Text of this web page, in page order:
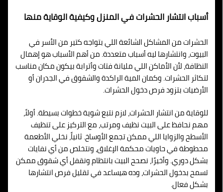
أسباب انتشار الحشرات في المنزل وكيفية الوقاية منها
الحشرات من المشاكل الشائعة اللي بتواجه كتير من الأسر في
البيوت، وانتشارها ليه أسباب متعددة. من أهم الأسباب هو إهمال
النظافة، لأن الأماكن اللي مليانة فتات وأترابة بيكون مكان مناسب
لتكاثر الحشرات. وكمان المية الراكدة والشقوق في الجدران أو
الأرضيات بتزود فرص دخول الحشرات.
للوقاية من انتشار الحشرات، لازم نتبع شوية خطوات بسيطة. أولاً،
مهم نحافظ على البيت نظيف ومرتب، مع التركيز على تنظيف
الأسطح والزوايا اللي ممكن تجمع الأوساخ. ثانياً، نخلي الأطعمة
محطوطة في حاويات محكمة الإغلاق، ونتخلص من أي نفايات
بشكل دوري. وأخيرًا، نصحح البيت بانتظام ونقفل أي شقوق ممكن
تسمح بدخول الحشرات، وده هيساعد في تقليل فرص انتشارها
بشكل فعال.